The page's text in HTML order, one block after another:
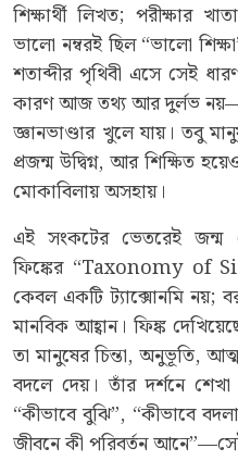
শিক্ষার্থী লিখত; পরীক্ষার
ভালো নম্বরই ছিল “ভালো
শতাব্দীর পৃথিবী এসে সেই
কারণ আজ তথ্য আর দুর্লভ
জ্ঞানভাণ্ডার খুলে যায়। তবু
প্রজন্ম উদ্বিগ্ন, আর শিক্ষিত
মোকাবিলায় অসহায়।
এই সংকটের ভেতরেই জন্ম
ফিঙ্কের “Taxonomy of
কেবল একটি ট্যাক্সোনমি নয়;
মানবিক আহ্বান। ফিঙ্ক
তা মানুষের চিন্তা, অনুভূতি,
বদলে দেয়। তাঁর দর্শনে
“কীভাবে বুঝি”, “কীভাবে
জীবনে কী পরিবর্তন